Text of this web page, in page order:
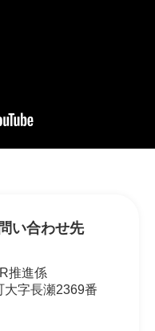
い合わせ先
推進係
大字長瀬2369番